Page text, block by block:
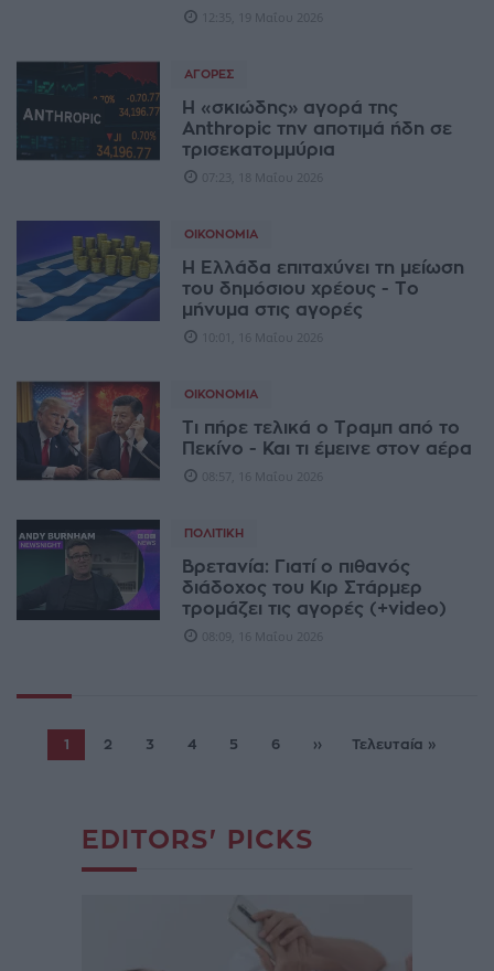
12:35, 19 Μαΐου 2026
ΑΓΟΡΈΣ
Η «σκιώδης» αγορά της
Anthropic την αποτιμά ήδη σε
τρισεκατομμύρια
07:23, 18 Μαΐου 2026
ΟΙΚΟΝΟΜΊΑ
Η Ελλάδα επιταχύνει τη μείωση
του δημόσιου χρέους - Το
μήνυμα στις αγορές
10:01, 16 Μαΐου 2026
ΟΙΚΟΝΟΜΊΑ
Τι πήρε τελικά ο Τραμπ από το
Πεκίνο - Και τι έμεινε στον αέρα
08:57, 16 Μαΐου 2026
ΠΟΛΙΤΙΚΉ
Βρετανία: Γιατί ο πιθανός
διάδοχος του Κιρ Στάρμερ
τρομάζει τις αγορές (+video)
08:09, 16 Μαΐου 2026
1 2 3 4 5 6 ›› Τελευταία »
EDITORS' PICKS